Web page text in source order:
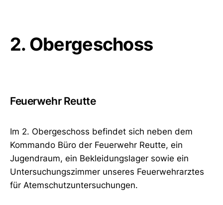
2. Obergeschoss
Feuerwehr Reutte
Im 2. Obergeschoss befindet sich neben dem
Kommando Büro der Feuerwehr Reutte, ein
Jugendraum, ein Bekleidungslager sowie ein
Untersuchungszimmer unseres Feuerwehrarztes
für Atemschutzuntersuchungen.